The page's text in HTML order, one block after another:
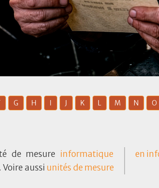
G H I J K L M N O
de mesure informatique
. Voire aussi unités de mesure
en